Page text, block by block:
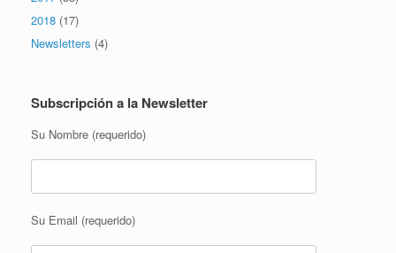
2018 (17)
Newsletters (4)
Subscripción a la Newsletter
Su Nombre (requerido)
Su Email (requerido)